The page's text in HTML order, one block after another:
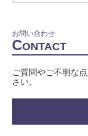
お問い合わせ
CONTACT
ご質問やご不明な
さい。